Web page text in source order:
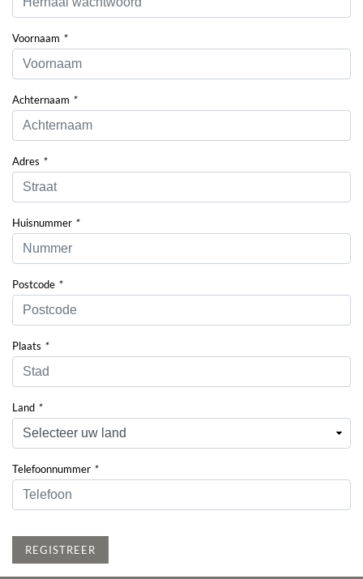
Voornaam *
Achternaam *
Adres *
Huisnummer *
Postcode *
Plaats *
Land *
Telefoonnummer *
REGISTREER